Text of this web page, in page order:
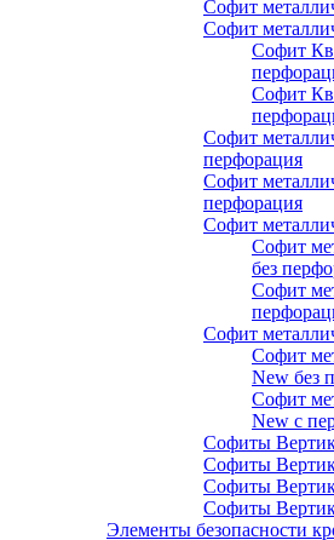
Софит
Софит
Софит
Софит
Софит
перфорация
Софит
перфорация
Софит
Софит
без
Софит
Софит
Софит
New без
Софит
New с
Софиты
Софиты
Софиты
Софиты
Элементы безопасности